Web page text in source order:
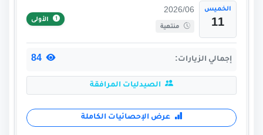
الخميس
11
2026/06
منتهية
الأولى
إجمالي الزيارات:
الصيدليات المرافقة
عرض الإحصائيات الكاملة